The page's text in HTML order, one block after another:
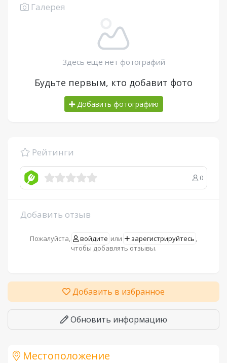
Галерея
Здесь еще нет фотографий
Будьте первым, кто добавит фото
Добавить фотографию
Рейтинги
0
Добавить отзыв
Пожалуйста, войдите или зарегистрируйтесь ,
чтобы добавлять отзывы.
Добавить в избранное
Обновить информацию
Местоположение